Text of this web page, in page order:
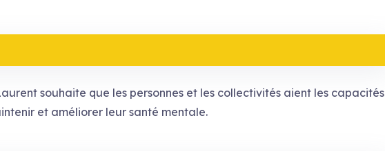
souhaite que les personnes et les collectivités aient les capacités
et améliorer leur santé mentale.